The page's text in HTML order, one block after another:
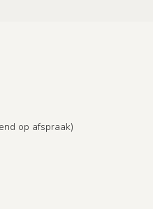
op afspraak)